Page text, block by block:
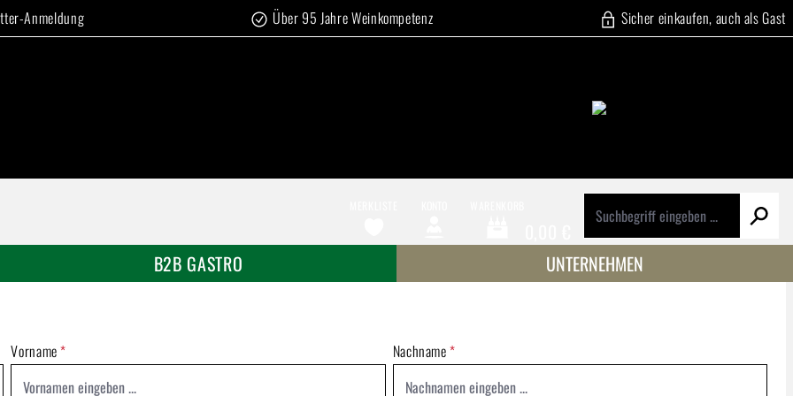
Anmeldung Über 95 Jahre Weinkompetenz Sicher einkaufen, auch als Gast
Warenkorb enthält 0 Positionen. Der Gesamtwert
B2B GASTRO UNTERNEHMEN
Vorname* Nachname*